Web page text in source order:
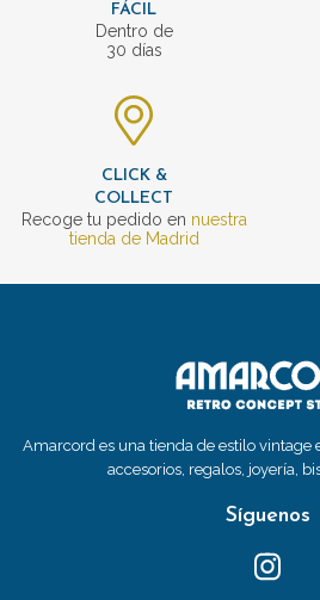
FÁCIL
Dentro de
30 días
CLICK &
COLLECT
Recoge tu pedido en nuestra
tienda de Madrid
Amarcord es una tienda de estilo vintage
accesorios, regalos, joyería,
Síguenos